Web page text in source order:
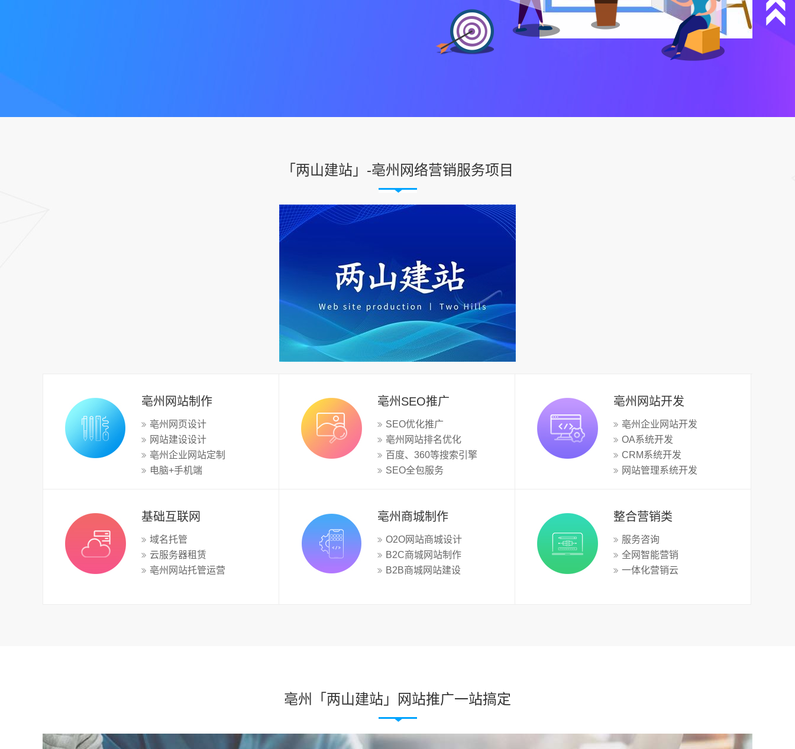
「两山建站」-亳州网络营销服务项目
亳州网站制作
亳州网页设计
网站建设设计
亳州企业网站定制
电脑+手机端
亳州SEO推广
SEO优化推广
亳州网站排名优化
百度、360等搜索引擎
SEO全包服务
亳州网站开发
亳州企业网站开发
OA系统开发
CRM系统开发
网站管理系统开发
基础互联网
域名托管
云服务器租赁
亳州网站托管运营
亳州商城制作
O2O网站商城设计
B2C商城网站制作
B2B商城网站建设
整合营销类
服务咨询
全网智能营销
一体化营销云
亳州「两山建站」网站推广一站搞定